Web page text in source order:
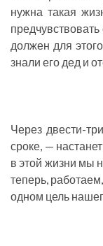
нужна такая
предчувствовать
должен для
знали его дед и
Через двести-
сроке, —
в этой жизни мы
теперь,
одном цель